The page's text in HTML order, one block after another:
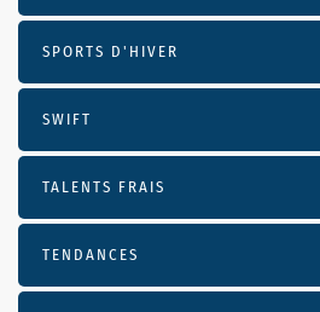
SPORTS D'HIVER
SWIFT
TALENTS FRAIS
TENDANCES